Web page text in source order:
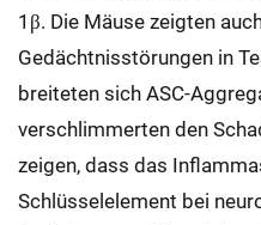
1β. Die Mäuse zeigten
Gedächtnisstörungen in
breiteten sich ASC-
verschlimmerten den
zeigen, dass das
Schlüsselelement bei